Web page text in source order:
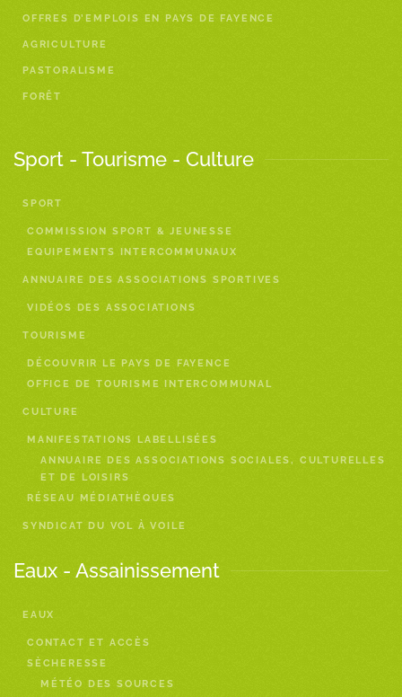
OFFRES D’EMPLOIS EN PAYS DE FAYENCE
AGRICULTURE
PASTORALISME
FORÊT
Sport - Tourisme - Culture
SPORT
COMMISSION SPORT & JEUNESSE
EQUIPEMENTS INTERCOMMUNAUX
ANNUAIRE DES ASSOCIATIONS SPORTIVES
VIDÉOS DES ASSOCIATIONS
TOURISME
DÉCOUVRIR LE PAYS DE FAYENCE
OFFICE DE TOURISME INTERCOMMUNAL
CULTURE
MANIFESTATIONS LABELLISÉES
ANNUAIRE DES ASSOCIATIONS SOCIALES, CULTURELLES
ET DE LOISIRS
RÉSEAU MÉDIATHÈQUES
SYNDICAT DU VOL À VOILE
Eaux - Assainissement
EAUX
CONTACT ET ACCÈS
SÈCHERESSE
MÉTÉO DES SOURCES